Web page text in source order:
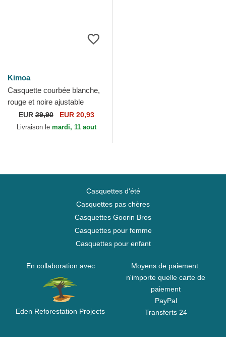
Kimoa
Casquette courbée blanche,
rouge et noire ajustable
Campos Racing 1998 Kimoa
EUR29,90 EUR 20,93
Livraison le mardi, 11 aout
Casquettes d'été
Casquettes pas chères
Casquettes Goorin Bros
Casquettes pour femme
Casquettes pour enfant
En collaboration avec
Eden Reforestation Projects
Moyens de paiement:
n'importe quelle carte de
paiement
PayPal
Transferts 24